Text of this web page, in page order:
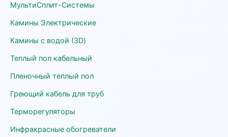
МультиСплит-Системы
Камины Электрические
Камины с водой (3D)
Теплый пол кабельный
Пленочный теплый пол
Греющий кабель для труб
Терморегуляторы
Инфракрасные обогреватели